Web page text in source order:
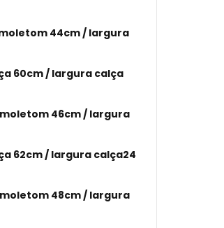
44cm / largura
/ largura calça
46cm / largura
/ largura calça24
48cm / largura